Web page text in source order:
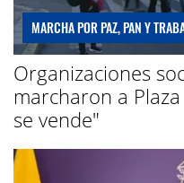
MARCHA POR PAZ, PAN Y
Organizaciones
marcharon a
se vende"